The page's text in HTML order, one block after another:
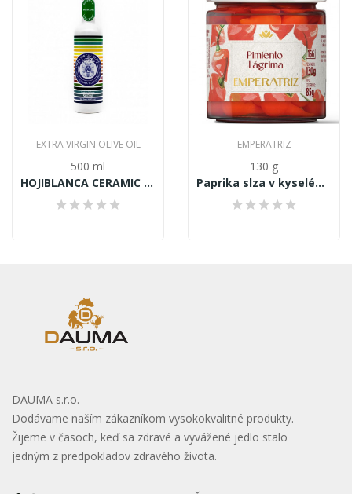
EXTRA VIRGIN OLIVE OIL
500 ml
HOJIBLANCA CERAMIC Señorio de Jaime Rosell...
EMPERATRIZ
130 g
Paprika slza v kyselém nálevu 130g
DAUMA s.r.o.
Dodávame naším zákazníkom vysokokvalitné produkty.
Žijeme v časoch, keď sa zdravé a vyvážené jedlo stalo
jedným z predpokladov zdravého života.